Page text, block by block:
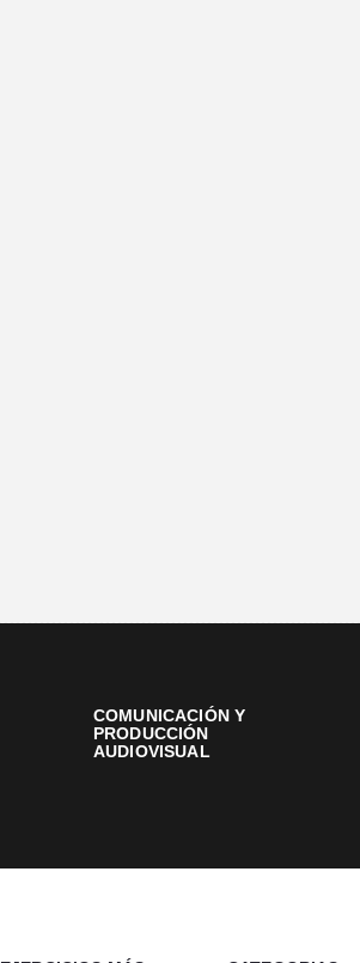
COMUNICACIÓN Y
PRODUCCIÓN
AUDIOVISUAL